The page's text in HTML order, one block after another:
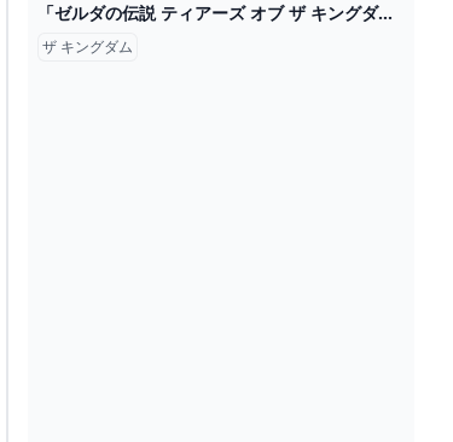
「ゼルダの伝説 ティアーズ オブ ザ キングダム」は、クラフトの自由度が高すぎてストーリーがまったく進まない WIRED.jp
ザ キングダム